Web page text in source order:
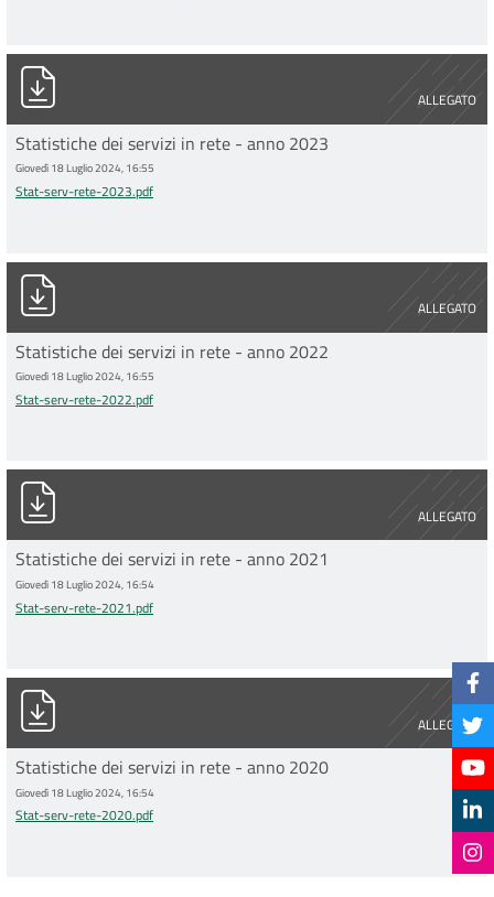
ALLEGATO
Stat-serv-rete-2023.pdf
Statistiche dei servizi in rete - anno 2023
Giovedì 18 Luglio 2024, 16:55
Stat-serv-rete-2023.pdf
ALLEGATO
Stat-serv-rete-2022.pdf
Statistiche dei servizi in rete - anno 2022
Giovedì 18 Luglio 2024, 16:55
Stat-serv-rete-2022.pdf
ALLEGATO
Stat-serv-rete-2021.pdf
Statistiche dei servizi in rete - anno 2021
Giovedì 18 Luglio 2024, 16:54
Stat-serv-rete-2021.pdf
ALLEGATO
Stat-serv-rete-2020.pdf
Statistiche dei servizi in rete - anno 2020
Giovedì 18 Luglio 2024, 16:54
Stat-serv-rete-2020.pdf